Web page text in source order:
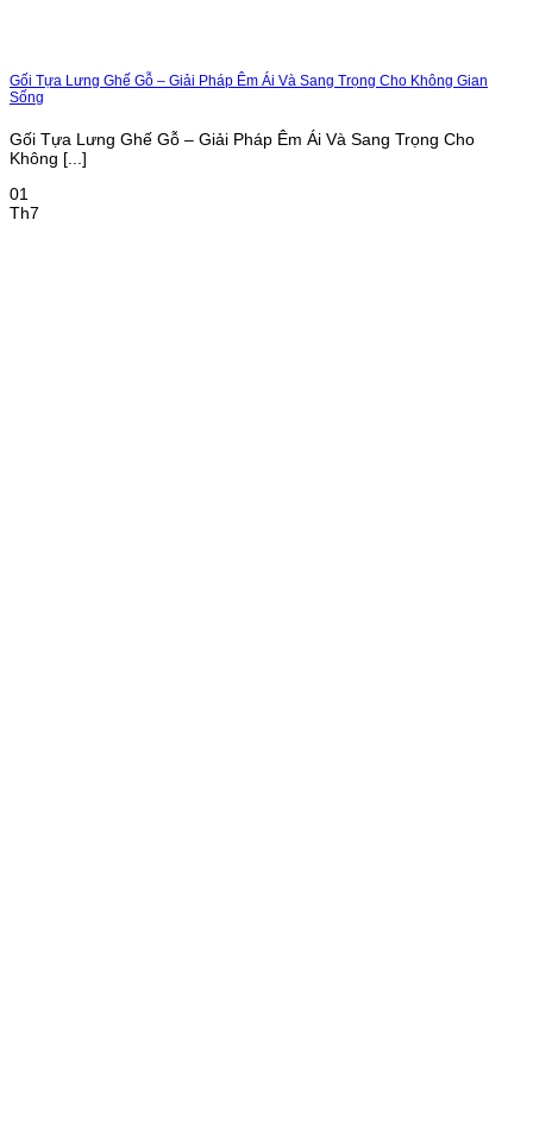
Gối Tựa Lưng Ghế Gỗ – Giải Pháp Êm Ái Và Sang Trọng Cho Không Gian
Sống
Gối Tựa Lưng Ghế Gỗ – Giải Pháp Êm Ái Và Sang Trọng Cho
Không [...]
01
Th7